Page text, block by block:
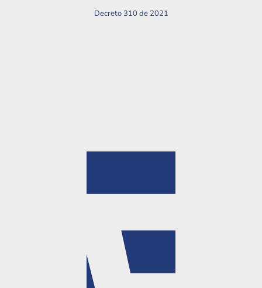
Decreto 310 de 2021